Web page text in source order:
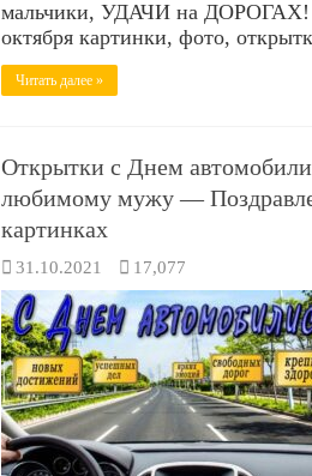
мальчики, УДАЧИ на
октября картинки, фото,
Читать далее »
Открытки с Днем
любимому мужу —
картинках
31.10.2021 17,077